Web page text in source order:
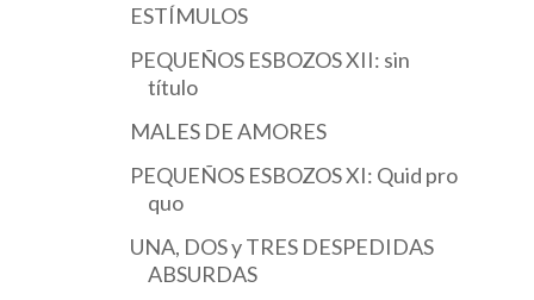
ESTÍMULOS
PEQUEÑOS ESBOZOS XII: sin
título
MALES DE AMORES
PEQUEÑOS ESBOZOS XI: Quid pro
quo
UNA, DOS y TRES DESPEDIDAS
ABSURDAS